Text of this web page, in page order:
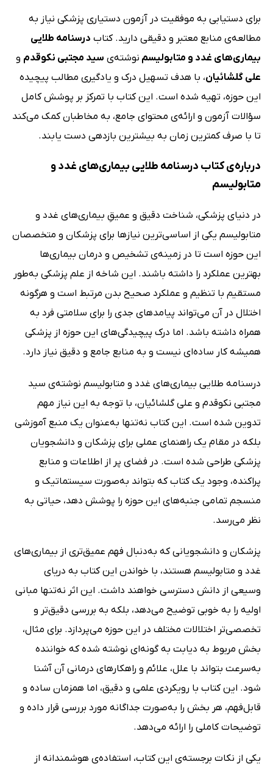
برای دستیابی به موفقیت در آزمون دستیاری پزشکی نیاز به
مطالعه‌ی منابع معتبر و دقیقی دارید. کتاب درسنامه طلایی
بیماری‌های غدد و متابولیسم نوشته‌ی سید مجتبی نکوقدم و
علی گلشائیان، با هدف تسهیل درک و یادگیری مطالب پیچیده
این حوزه، تهیه شده است. این کتاب با تمرکز بر پوشش کامل
سؤالات آزمون و ارائه‌ی محتوای جامع، به مخاطبان کمک می‌کند
تا با صرف کمترین زمان به بیشترین بازدهی دست یابند.
درباره‌ی کتاب درسنامه طلایی بیماری‌های غدد و
متابولیسم
در دنیای پزشکی، شناخت دقیق و عمیقِ بیماری‌های غدد و
متابولیسم یکی از اساسی‌ترین نیازها برای پزشکان و متخصصان
این حوزه است تا در زمینه‌ی تشخیص و درمان بیماری‌ها
بهترین عملکرد را داشته باشند. این شاخه از علم پزشکی به‌طور
مستقیم با تنظیم و عملکرد صحیح بدن مرتبط است و هرگونه
اختلال در آن می‌تواند پیامدهای جدی را برای سلامتی فرد به
همراه داشته باشد. اما درک پیچیدگی‌های این حوزه از پزشکی
همیشه کار ساده‌ای نیست و به منابع جامع و دقیق نیاز دارد.
درسنامه طلایی بیماری‌های غدد و متابولیسم نوشته‌ی سید
مجتبی نکوقدم و علی گلشائیان، با توجه به این نیاز مهم
تدوین شده است. این کتاب نه‌تنها به‌عنوان یک منبع آموزشی
بلکه در مقام یک راهنمای عملی برای پزشکان و دانشجویان
پزشکی طراحی شده است. در فضای پر از اطلاعات و منابع
پراکنده، وجود یک کتاب که بتواند به‌صورت سیستماتیک و
منسجم تمامی جنبه‌های این حوزه را پوشش دهد، حیاتی به
نظر می‌رسد.
پزشکان و دانشجویانی که به‌دنبال فهم عمیق‌تری از بیماری‌های
غدد و متابولیسم هستند، با خواندن این کتاب به دریای
وسیعی از دانش دسترسی خواهند داشت. این اثر نه‌تنها مبانی
اولیه را به خوبی توضیح می‌دهد، بلکه به بررسی دقیق‌تر و
تخصصی‌تر اختلالات مختلف در این حوزه می‌پردازد. برای مثال،
بخش مربوط به دیابت به گونه‌ای نوشته شده که خواننده
به‌سرعت بتواند با علل، علائم و راهکارهای درمانی آن آشنا
شود. این کتاب با رویکردی علمی و دقیق، اما همزمان ساده و
قابل‌فهم، هر بخش را به‌صورت جداگانه مورد بررسی قرار داده و
توضیحات کاملی را ارائه می‌دهد.
یکی از نکات برجسته‌ی این کتاب، استفاده‌ی هوشمندانه از